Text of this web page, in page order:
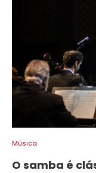
Música
O samba é